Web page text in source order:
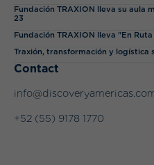
Fundación TRAXION lleva su aula
23
Fundación TRAXION lleva "En
Traxión, transformación y logística
Contact
+52 (55) 9178 1770